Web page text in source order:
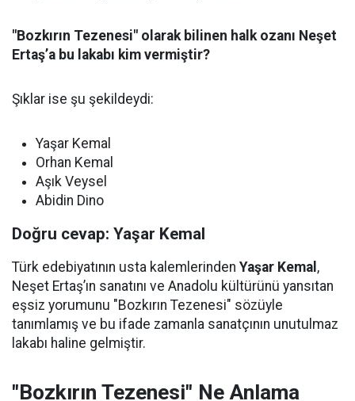
"Bozkırın Tezenesi" olarak bilinen halk ozanı Neşet
Ertaş’a bu lakabı kim vermiştir?
Şıklar ise şu şekildeydi:
Yaşar Kemal
Orhan Kemal
Aşık Veysel
Abidin Dino
Doğru cevap: Yaşar Kemal
Türk edebiyatının usta kalemlerinden Yaşar Kemal ,
Neşet Ertaş’ın sanatını ve Anadolu kültürünü yansıtan
eşsiz yorumunu "Bozkırın Tezenesi" sözüyle
tanımlamış ve bu ifade zamanla sanatçının unutulmaz
lakabı haline gelmiştir.
"Bozkırın Tezenesi" Ne Anlama